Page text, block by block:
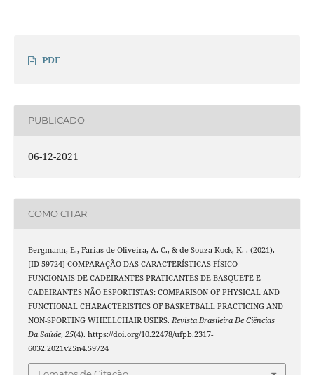
PDF
PUBLICADO
06-12-2021
COMO CITAR
Bergmann, E., Farias de Oliveira, A. C., & de Souza Kock, K. . (2021).
[ID 59724] COMPARAÇÃO DAS CARACTERÍSTICAS FÍSICO-
FUNCIONAIS DE CADEIRANTES PRATICANTES DE BASQUETE E
CADEIRANTES NÃO ESPORTISTAS: COMPARISON OF PHYSICAL AND
FUNCTIONAL CHARACTERISTICS OF BASKETBALL PRACTICING AND
NON-SPORTING WHEELCHAIR USERS. Revista Brasileira De Ciências
Da Saúde, 25(4). https://doi.org/10.22478/ufpb.2317-
6032.2021v25n4.59724